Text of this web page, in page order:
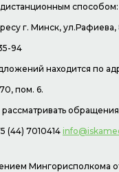
г. Минск,
94
находится по
пом. 6.
(44) 7010414
Мингорисполкома